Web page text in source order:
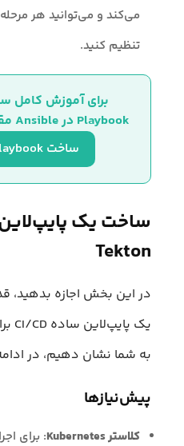
تنظیم کنید.
برای آموزش کامل
Playbook در Ansible مقاله زیر را مطالعه کنید.
ساخت Playbook در Ansible
Tekton
به شما نشان دهیم، در
پیش‌نیازها
کلاستر Kubernetes